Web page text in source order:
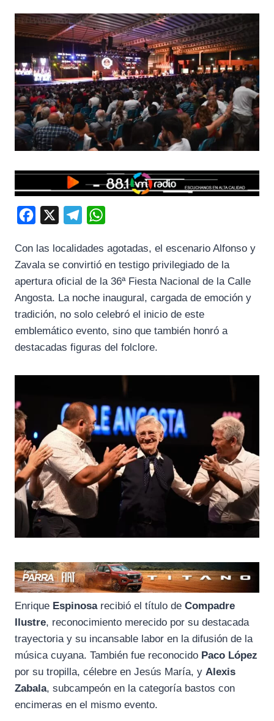
c
e
b
o
k
l
e
g
m
a
t
s
p
Con las localidades agotadas, el escenario Alfonso y
Zavala se convirtió en testigo privilegiado de la
apertura oficial de la 36ª Fiesta Nacional de la Calle
Angosta. La noche inaugural, cargada de emoción y
tradición, no solo celebró el inicio de este
emblemático evento, sino que también honró a
destacadas figuras del folclore.
Enrique Espinosarecibió el título de Compadre
Ilustre, reconocimiento merecido por su destacada
trayectoria y su incansable labor en la difusión de la
música cuyana. También fue reconocido Paco López
por su tropilla, célebre en Jesús María, y Alexis
Zabala, subcampeón en la categoría bastos con
encimeras en el mismo evento.